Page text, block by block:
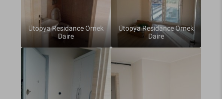
Ütopya Residance Örnek
Daire
Ütopya Residance Örnek
Daire